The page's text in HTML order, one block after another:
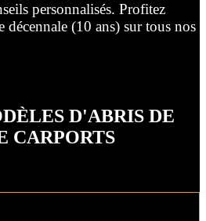
personnalisés. Profitez
décennale (10 ans) sur tous nos
D'ABRIS DE
CARPORTS